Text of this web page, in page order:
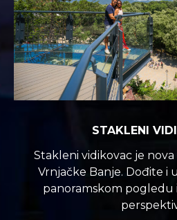
STAKLENI
Stakleni vidikovac je
Vrnjačke Banje. Dođite i
panoramskom